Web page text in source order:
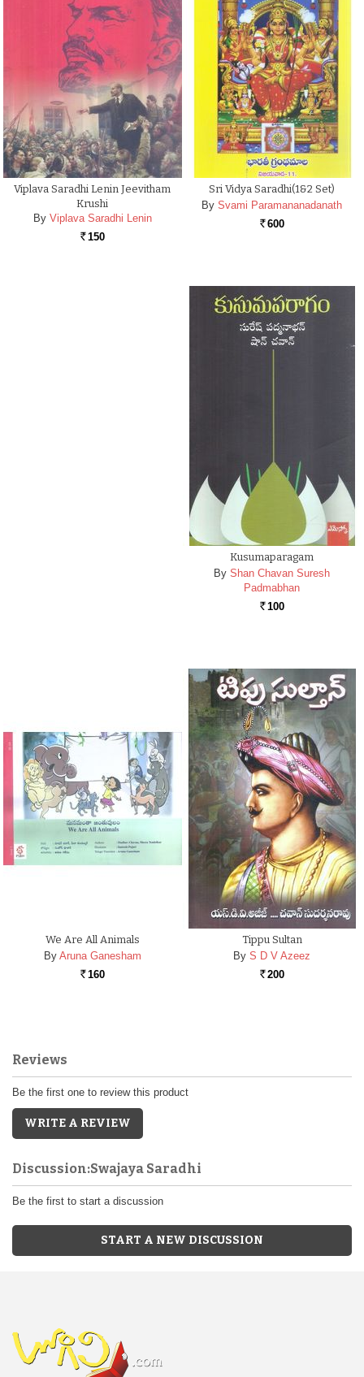
Viplava Saradhi Lenin Jeevitham
Krushi
By Viplava Saradhi Lenin
Rs. 150
Sri Vidya Saradhi(1&2 Set)
By Svami Paramananadanath
Rs. 600
Kusumaparagam
By Shan Chavan Suresh
Padmabhan
Rs. 100
We Are All Animals
By Aruna Ganesham
Rs. 160
Tippu Sultan
By S D V Azeez
Rs. 200
Reviews
Be the first one to review this product
WRITE A REVIEW
Discussion:Swajaya Saradhi
Be the first to start a discussion
START A NEW DISCUSSION